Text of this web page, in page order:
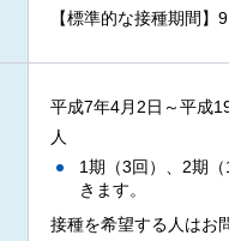
【標準的な接種期間】9
平成7年4月2日～平成19
人
1期（3回）、2期（
きます。
接種を希望する人はお